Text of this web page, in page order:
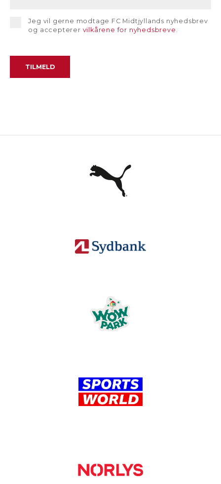
Jeg vil gerne modtage FC Midtjyllands nyhedsbrev
og accepterer vilkårene for nyhedsbreve